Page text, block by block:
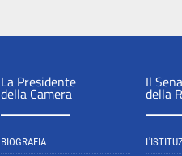
La Presidente
della Camera
BIOGRAFIA
Il
della